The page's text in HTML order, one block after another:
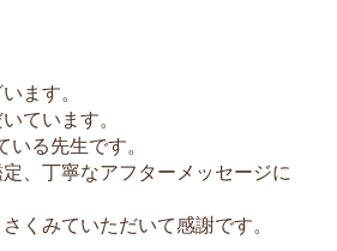
ます。
ています。
る先生です。
、丁寧なアフターメッセージに
くみていただいて感謝です。